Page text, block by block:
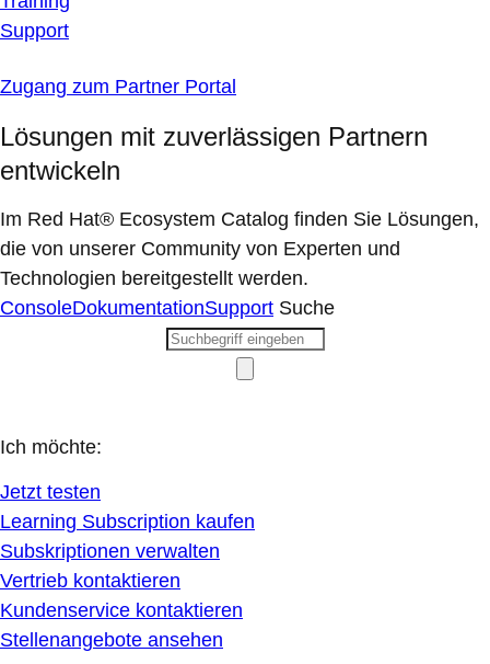
Support
Zugang zum Partner Portal
Lösungen mit zuverlässigen Partnern
entwickeln
Im Red Hat® Ecosystem Catalog finden Sie Lösungen,
die von unserer Community von Experten und
Technologien bereitgestellt werden.
ConsoleDokumentationSupport Suche
Ich möchte:
Jetzt testen
Learning Subscription kaufen
Subskriptionen verwalten
Vertrieb kontaktieren
Kundenservice kontaktieren
Stellenangebote ansehen